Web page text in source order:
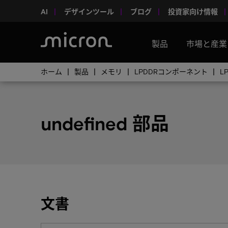
AI デザインツール ブログ 投資家向け情報
製品 市場と産業
ホーム 製品 メモリ LPDDRコンポーネント
undefined 部品
文書